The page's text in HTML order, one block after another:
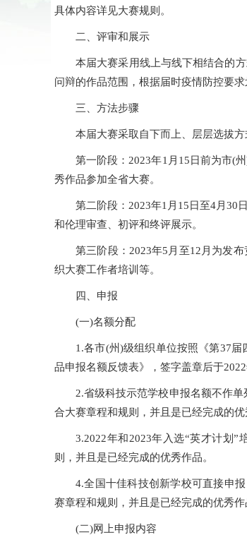
具体内容详见大赛规则。
二、评审和展示
本届大赛采用线上与线下相结合的
问辩的作品范围，根据届时疫情防控要求
三、方法步骤
本届大赛采取自下而上、层层选拔方
第一阶段：2023年1月15日前为市(
秀作品参加全省大赛。
第二阶段：2023年1月15日至4月30
和伦理审查、初评和终评展示。
第三阶段：2023年5月至12月为发
织大赛工作者培训等。
四、申报
(一)名额分配
1.各市(州)级组织单位按照《第37
品申报名额反馈表》，签字盖章后于
2.省级科技示范学校申报名额不作
合大赛章程和规则，并且是已经完成的优
3.2022年和2023年入选“英才计划
则，并且是已经完成的优秀作品。
4.全国十佳科技创新学校可直接申
赛章程和规则，并且是已经完成的优秀作
(二)网上申报内容